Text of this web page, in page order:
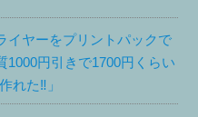
イヤーをプリントパックで
1000円引きで1700円くらい
れた‼︎」